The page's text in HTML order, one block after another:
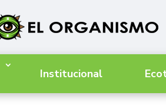
Institucional